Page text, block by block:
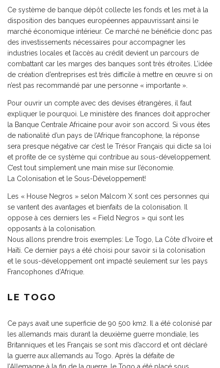
Ce système de banque dépôt collecte les fonds et les met à la
disposition des banques européennes appauvrissant ainsi le
marché économique intérieur. Ce marché ne bénéficie donc pas
des investissements nécessaires pour accompagner les
industries locales et l’accès au crédit devient un parcours de
combattant car les marges des banques sont très étroites. L’idée
de création d’entreprises est très difficile à mettre en œuvre si on
n’est pas recommandé par une personne « importante ».
Pour ouvrir un compte avec des devises étrangères, il faut
expliquer le pourquoi. Le ministère des finances doit approcher
la Banque Centrale Africaine pour avoir son accord. Si vous êtes
de nationalité d’un pays de l’Afrique francophone, la réponse
sera presque négative car c’est le Trésor Français qui dicte sa loi
et profite de ce système qui contribue au sous-développement.
C’est tout simplement une main mise sur l’économie.
La Colonisation et le Sous-Développement!
Les « House Negros » selon Malcom X sont ces personnes qui
se vantent des avantages et bienfaits de la colonisation. Il
oppose à ces derniers les « Field Negros » qui sont les
opposants à la colonisation.
Nous allons prendre trois exemples: Le Togo, La Côte d’Ivoire et
Haïti. Ce dernier pays a été choisi pour savoir si la colonisation
et le sous-développement ont impacté seulement sur les pays
Francophones d’Afrique.
LE TOGO
Ce pays avait une superficie de 90 500 km2. Il a été colonisé par
les allemands mais durant la deuxième guerre mondiale, les
Britanniques et les Français se sont mis d’accord et ont déclaré
la guerre aux allemands au Togo. Après la défaite de